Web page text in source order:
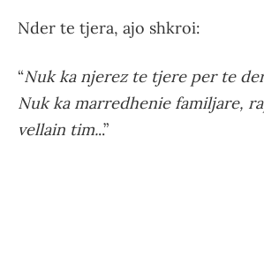
Nder te tjera, ajo shkroi:
“Nuk ka njerez te tjere per te
Nuk ka marredhenie familjare,
vellain tim...”